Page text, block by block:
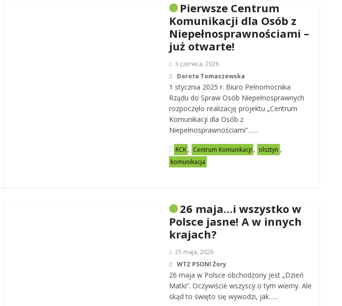
Pierwsze Centrum
Komunikacji dla Osób z
Niepełnosprawnościami –
już otwarte!
3 czerwca, 2026
Dorota Tomaszewska
1 stycznia 2025 r. Biuro Pełnomocnika
Rządu do Spraw Osób Niepełnosprawnych
rozpoczęło realizację projektu „Centrum
Komunikacji dla Osób z
Niepełnosprawnościami”……
RCK , Centrum Komunikacji , olsztyn ,
komunikacja
26 maja…i wszystko w
Polsce jasne! A w innych
krajach?
25 maja, 2026
WTZ PSONI Żory
26 maja w Polsce obchodzony jest „Dzień
Matki”. Oczywiście wszyscy o tym wiemy. Ale
skąd to święto się wywodzi, jak…..